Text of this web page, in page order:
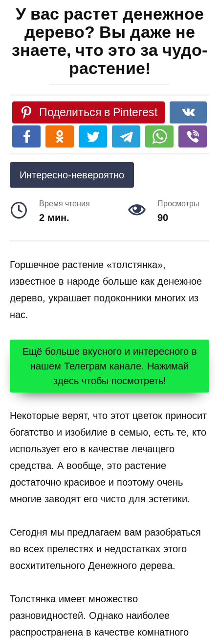
У вас растет денежное
дерево? Вы даже не
знаете, что это за чудо-
растение!
Поделиться в Pinterest
Интересно-невероятно
Время чтения
2 мин.
Просмотры
90
Горшечное растение «толстянка»,
известное в народе больше как денежное
дерево, украшает подоконники многих из
нас.
Ещё больше вкусного и интересного в
нашем Телеграм канале. Нажимай
здесь чтобы посмотреть!
Некоторые верят, что этот цветок приносит
богатство и изобилие в семью, есть те, кто
использует его в качестве лечащего
средства. А вообще, это растение
достаточно красивое и поэтому очень
многие заводят его чисто для эстетики.
Сегодня мы предлагаем вам разобраться
во всех прелестях и недостатках этого
восхитительного Денежного дерева.
Толстянка имеет множество
разновидностей. Однако наиболее
распространена в качестве комнатного